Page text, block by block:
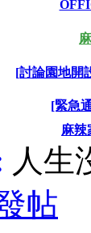
[討論園地開
[緊急
麻辣
人生
帖